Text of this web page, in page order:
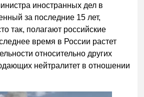
иностранных дел в
за последние 15 лет,
так, полагают российские
время в России растет
относительно других
нейтралитет в отношении